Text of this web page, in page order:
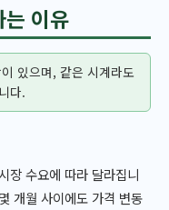
이유
있으며, 같은 시계라도
다.
장 수요에 따라 달라집니
개월 사이에도 가격 변동